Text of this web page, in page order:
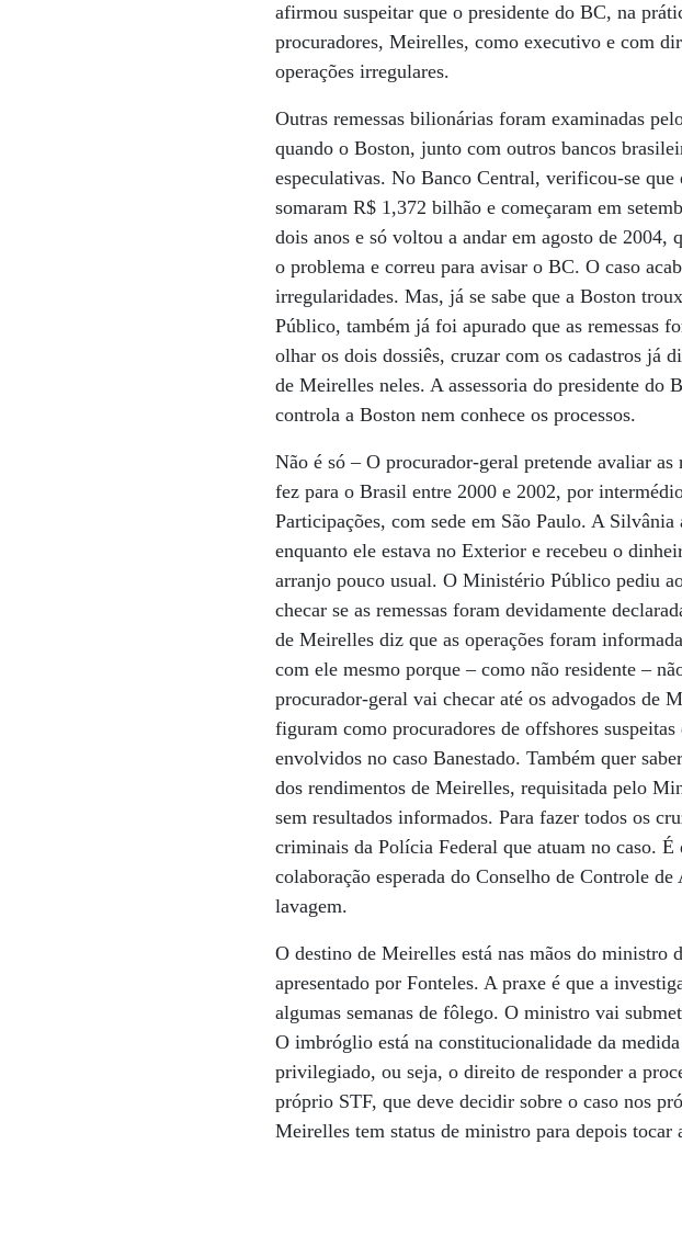
afirmou suspeitar que o presidente do BC, na
procuradores, Meirelles, como executivo e com
operações irregulares.
Outras remessas bilionárias foram examinadas
quando o Boston, junto com outros bancos
especulativas. No Banco Central, verificou-se
somaram R$ 1,372 bilhão e começaram em
dois anos e só voltou a andar em agosto de
o problema e correu para avisar o BC. O caso
irregularidades. Mas, já se sabe que a Boston
Público, também já foi apurado que as remessas
olhar os dois dossiês, cruzar com os cadastros já
de Meirelles neles. A assessoria do presidente do
controla a Boston nem conhece os processos.
Não é só – O procurador-geral pretende avaliar
fez para o Brasil entre 2000 e 2002, por
Participações, com sede em São Paulo. A
enquanto ele estava no Exterior e recebeu o
arranjo pouco usual. O Ministério Público pediu
checar se as remessas foram devidamente
de Meirelles diz que as operações foram
com ele mesmo porque – como não residente –
procurador-geral vai checar até os advogados de
figuram como procuradores de offshores
envolvidos no caso Banestado. Também quer
dos rendimentos de Meirelles, requisitada pelo
sem resultados informados. Para fazer todos os
criminais da Polícia Federal que atuam no caso.
colaboração esperada do Conselho de Controle
lavagem.
O destino de Meirelles está nas mãos do
apresentado por Fonteles. A praxe é que a
algumas semanas de fôlego. O ministro vai
O imbróglio está na constitucionalidade da
privilegiado, ou seja, o direito de responder a
próprio STF, que deve decidir sobre o caso nos
Meirelles tem status de ministro para depois tocar